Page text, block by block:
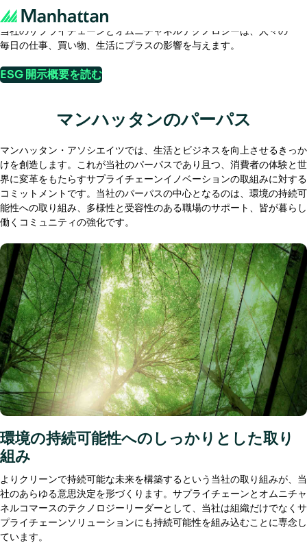
環境、社会、ガバナンス
当社のサプライチェーンとオムニチャネルテクノロジーは、人々の
毎日の仕事、買い物、生活にプラスの影響を与えます。
ESG 開示概要を読む
Play/Pause
マンハッタンのパーパス
マンハッタン・アソシエイツでは、生活とビジネスを向上させるきっか
けを創造します。これが当社のパーパスであり且つ、消費者の体験と世
界に変革をもたらすサプライチェーンイノベーションの取組みに対する
コミットメントです。当社のパーパスの中心となるのは、環境の持続可
能性への取り組み、多様性と受容性のある職場のサポート、皆が暮らし
働くコミュニティの強化です。
環境の持続可能性へのしっかりとした取り
組み
よりクリーンで持続可能な未来を構築するという当社の取り組みが、当
社のあらゆる意思決定を形づくります。サプライチェーンとオムニチャ
ネルコマースのテクノロジーリーダーとして、当社は組織だけでなくサ
プライチェーンソリューションにも持続可能性を組み込むことに専念し
ています。